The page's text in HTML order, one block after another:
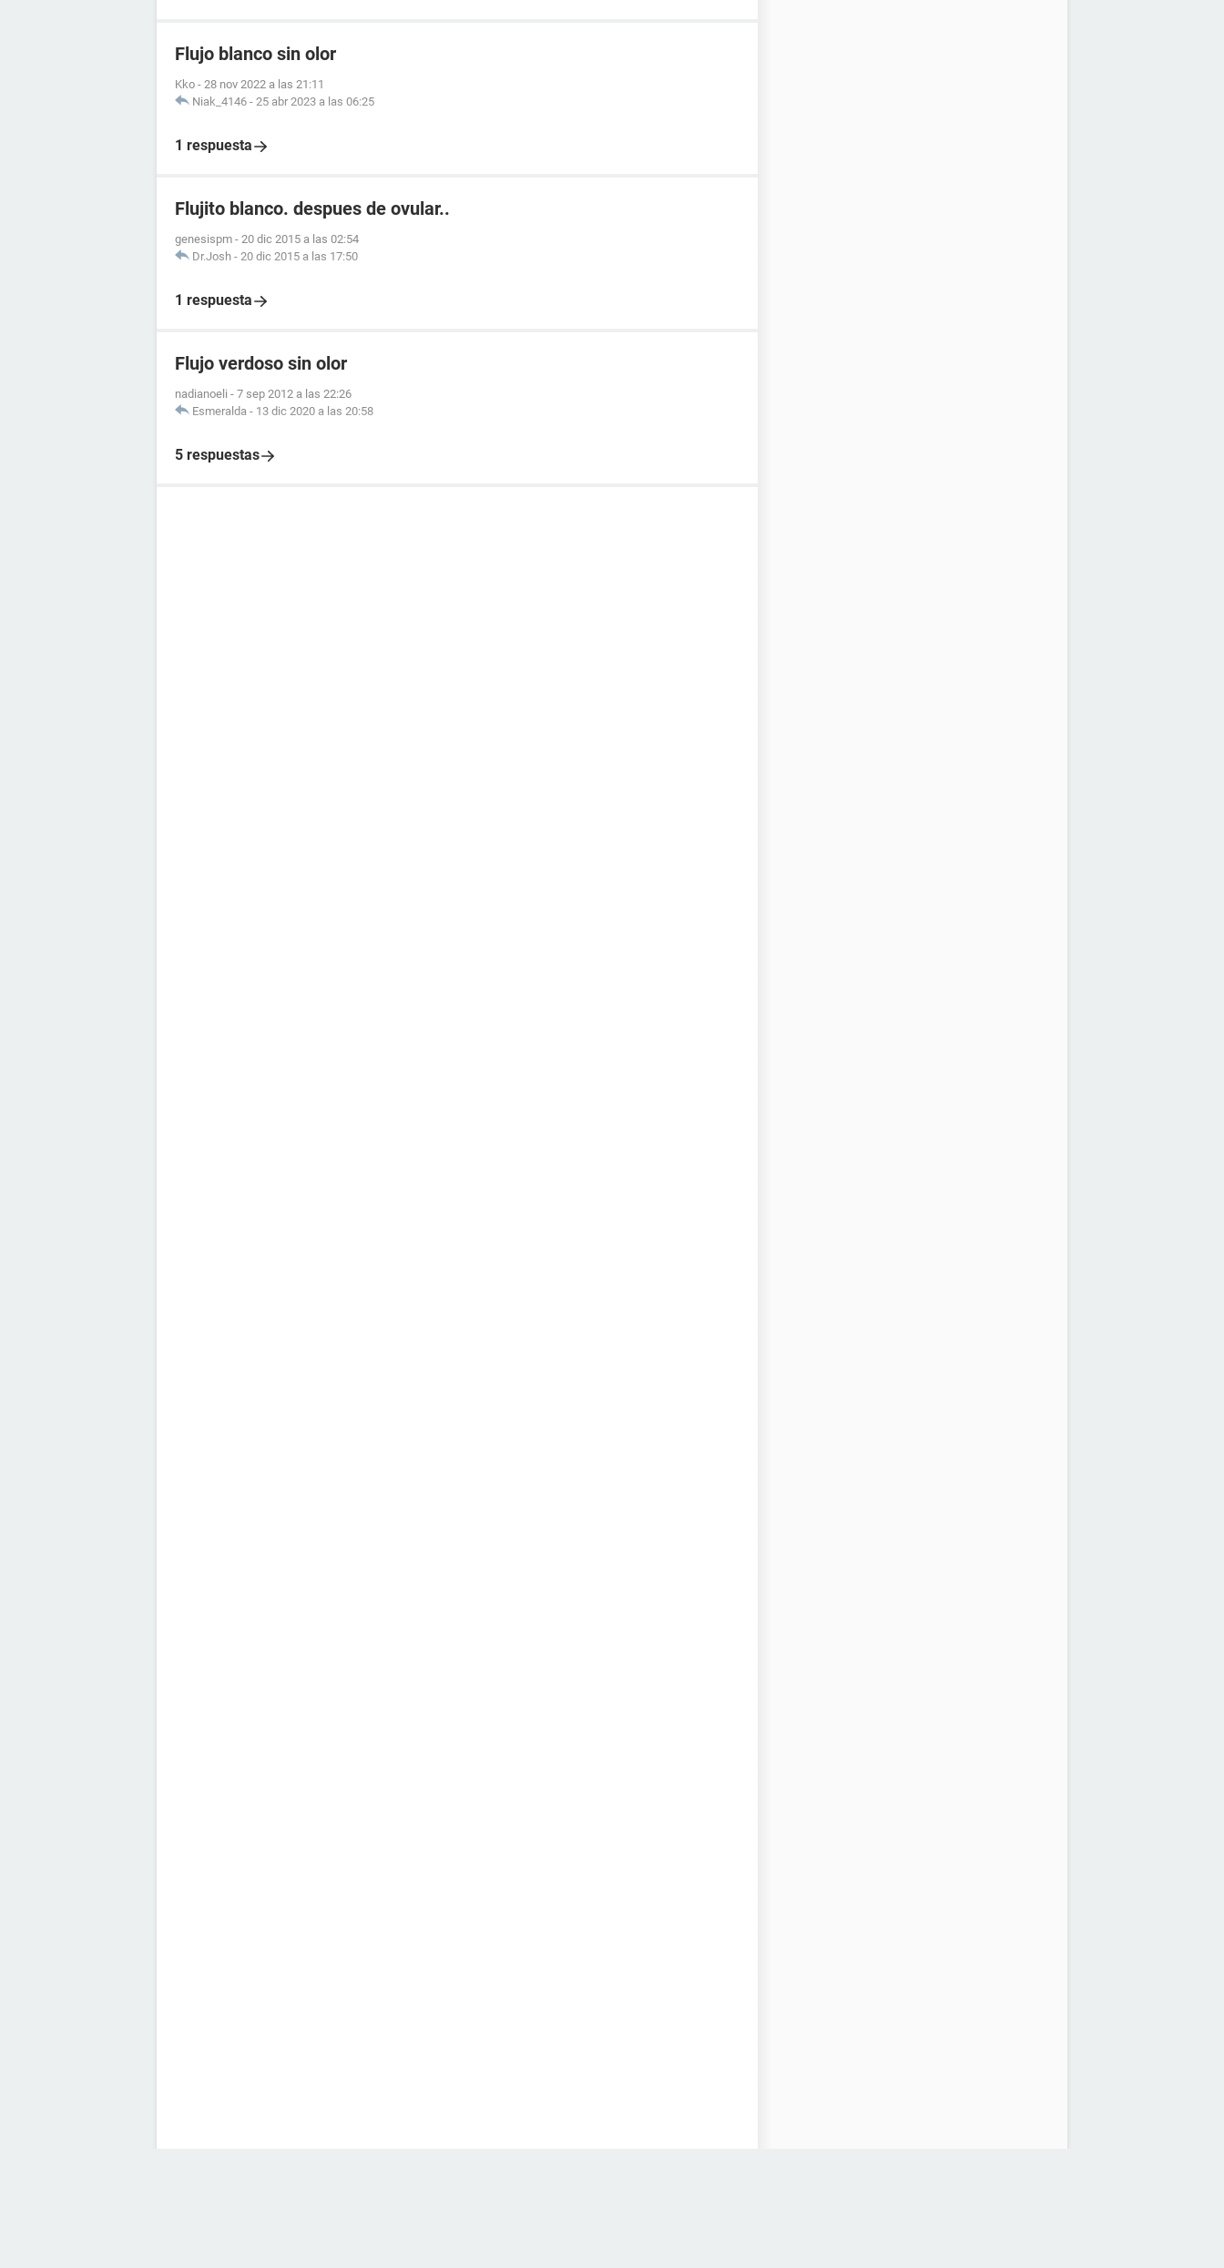
Flujo blanco sin olor
Kko - 28 nov 2022 a las 21:11
Niak_4146 - 25 abr 2023 a las 06:25
1 respuesta
Flujito blanco. despues de ovular..
genesispm - 20 dic 2015 a las 02:54
Dr.Josh - 20 dic 2015 a las 17:50
1 respuesta
Flujo verdoso sin olor
nadianoeli - 7 sep 2012 a las 22:26
Esmeralda - 13 dic 2020 a las 20:58
5 respuestas